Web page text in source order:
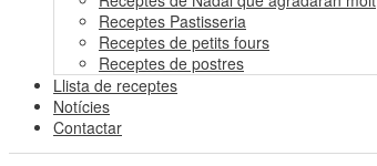
Receptes Pastisseria
Receptes de petits fours
Receptes de postres
Llista de receptes
Notícies
Contactar